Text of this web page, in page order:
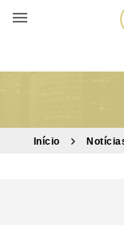
BUSCAR
Início